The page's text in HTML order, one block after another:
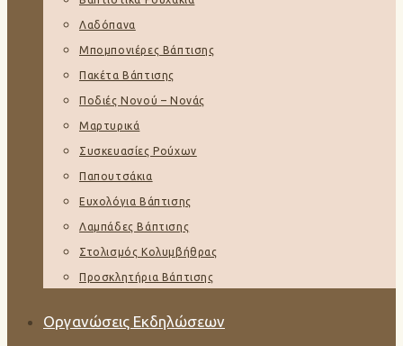
Λαδόπανα
Μπομπονιέρες Βάπτισης
Πακέτα Βάπτισης
Ποδιές Νονού – Νονάς
Μαρτυρικά
Συσκευασίες Ρούχων
Παπουτσάκια
Ευχολόγια Βάπτισης
Λαμπάδες Βάπτισης
Στολισμός Κολυμβήθρας
Προσκλητήρια Βάπτισης
Οργανώσεις Εκδηλώσεων